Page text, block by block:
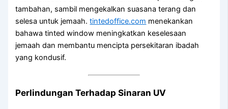
tambahan, sambil mengekalkan suasana terang dan
selesa untuk jemaah.tintedoffice.com menekankan
bahawa tinted window meningkatkan keselesaan
jemaah dan membantu mencipta persekitaran ibadah
yang kondusif.
Perlindungan Terhadap Sinaran UV